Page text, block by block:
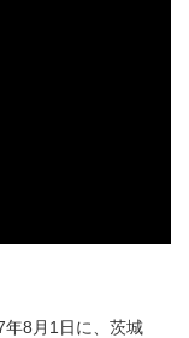
年8月1日に、茨城